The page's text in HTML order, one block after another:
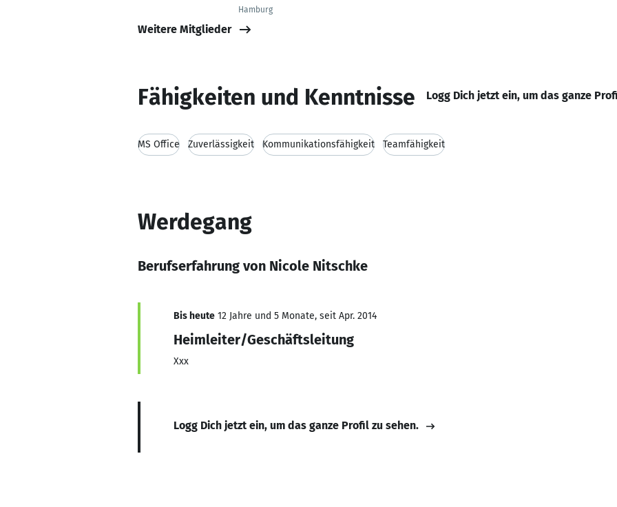
Hamburg
Weitere Mitglieder
Fähigkeiten und Kenntnisse Logg Dich jetzt ein, um das ganze
MS Office Zuverlässigkeit Kommunikationsfähigkeit Teamfähigkeit
Werdegang
Berufserfahrung von Nicole Nitschke
Bis heute 12 Jahre und 5 Monate, seit Apr. 2014
Heimleiter/Geschäftsleitung
Xxx
Logg Dich jetzt ein, um das ganze Profil zu sehen.